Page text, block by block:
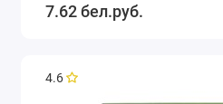
7.62 бел.руб.
4.6